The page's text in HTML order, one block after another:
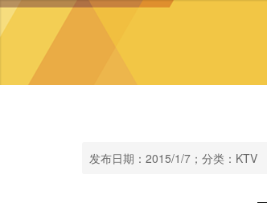
发布日期：2015/1/7；分类：